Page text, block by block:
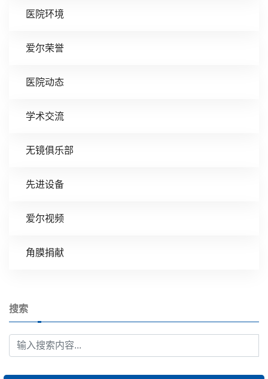
医院环境
爱尔荣誉
医院动态
学术交流
无镜俱乐部
先进设备
爱尔视频
角膜捐献
搜索